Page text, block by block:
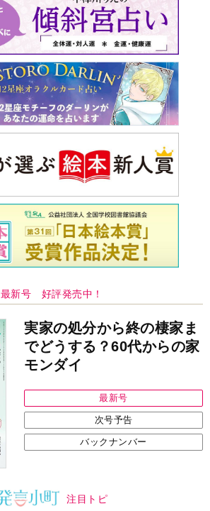
最新号 好評発売中！
実家の処分から終の棲家ま
でどうする？60代からの家
モンダイ
最新号
次号予告
バックナンバー
注目トピ